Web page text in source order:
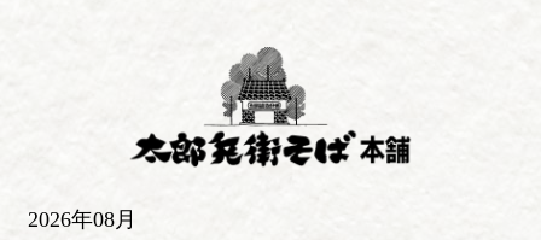
2026年08月